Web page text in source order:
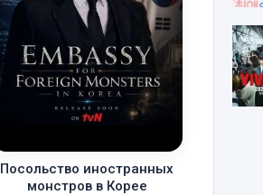
Посольство иностранных
монстров в Корее